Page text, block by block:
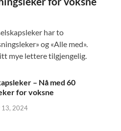
har to
og «Alle med».
mye lettere tilgjengelig.
– Nå med 60
for voksne
13, 2024